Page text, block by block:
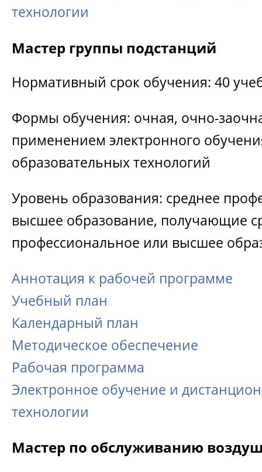
технологии
Мастер группы подстанций
Нормативный срок обучения: 40
Формы обучения: очная, очно-
применением электронного
образовательных технологий
Уровень образования: среднее
высшее образование, получающие
профессиональное или высшее
Аннотация к рабочей программе
Учебный план
Календарный план
Методическое обеспечение
Рабочая программа
Электронное обучение и
технологии
Мастер по обслуживанию